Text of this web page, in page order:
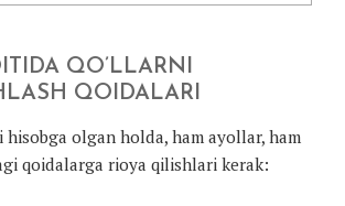
QO’LLARNI
QOIDALARI
olgan holda, ham ayollar, ham
qoidalarga rioya qilishlari kerak: